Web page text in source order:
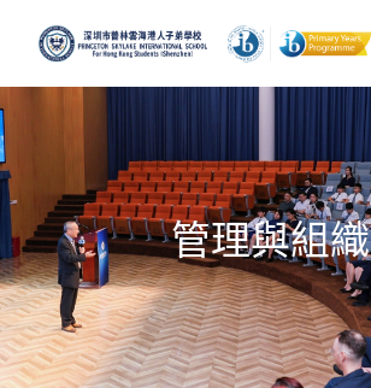
認識普林雲海
普林雲海教育
校園生活
管理與組織